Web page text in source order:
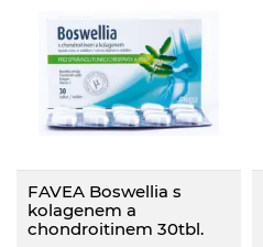
FAVEA Boswellia s
kolagenem a
chondroitinem 30tbl.